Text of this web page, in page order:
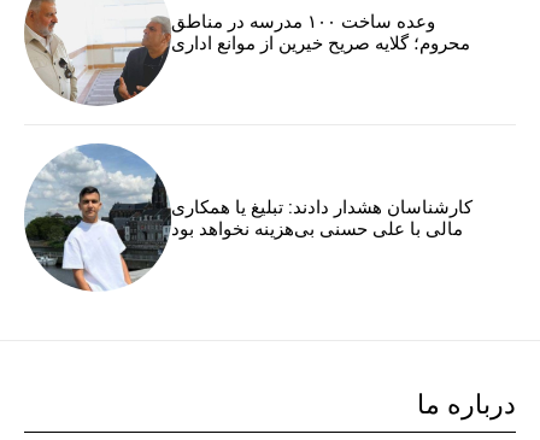
وعده ساخت ۱۰۰ مدرسه در مناطق
محروم؛ گلایه صریح خیرین از موانع اداری
کارشناسان هشدار دادند: تبلیغ یا همکاری
مالی با علی حسنی بی‌هزینه نخواهد بود
درباره ما